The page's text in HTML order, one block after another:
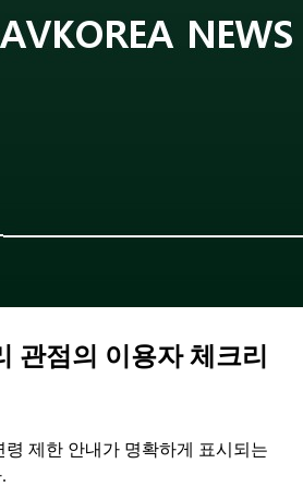
관점의 이용자 체크리
령 제한 안내가 명확하게 표시되는